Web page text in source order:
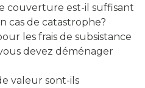
couverture est-il suffisant
cas de catastrophe?
les frais de subsistance
devez déménager
valeur sont-ils